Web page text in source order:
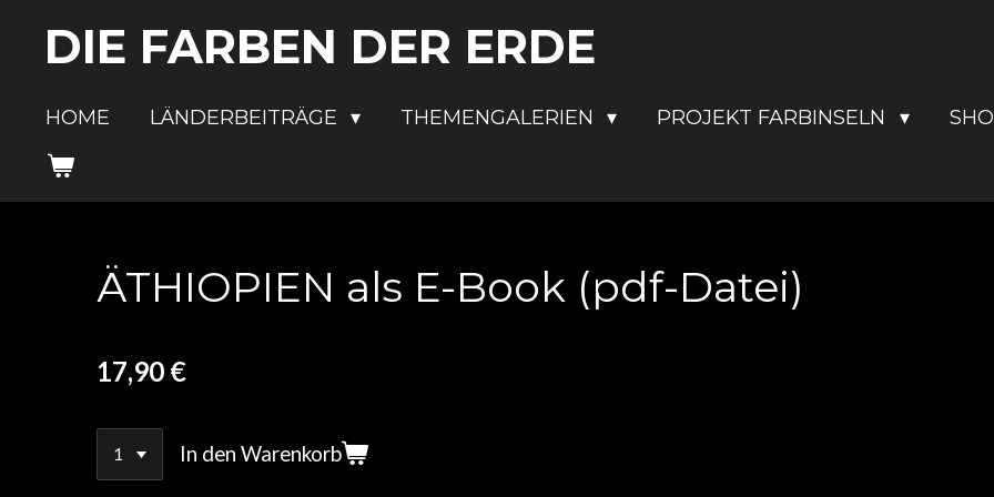
Hauptinhalt
DIE FARBEN DER ERDE
HOME LÄNDERBEITRÄGE THEMENGALERIEN PROJEKT FARBINSELN
ÄTHIOPIEN als E-Book (pdf-Datei)
17,90 €
In den Warenkorb